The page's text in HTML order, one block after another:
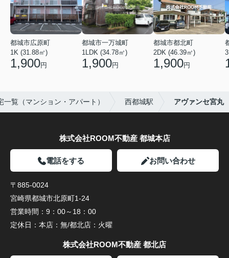
都城市広原町
1K (31.88㎡)
1,900円
都城市一万城町
1LDK (34.78㎡)
1,900円
都城市都北町
2DK (46.39㎡)
1,900円
一覧（マンション・アパート） 西都城駅 アヴァンセ宮丸
株式会社ROOM不動産 都城本店
電話をする お問い合わせ
〒885-0024
宮崎県都城市北原町1-24
営業時間： 9：00～18：00
定休日： 本店：無/都北店：火曜
株式会社ROOM不動産 都北店